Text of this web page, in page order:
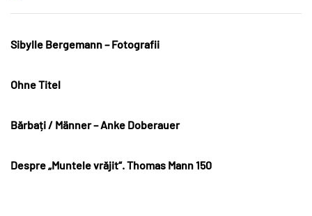
Sibylle Bergemann – Fotografii
Ohne Titel
Bărbați / Männer – Anke Doberauer
Despre „Muntele vrăjit“. Thomas Mann 150